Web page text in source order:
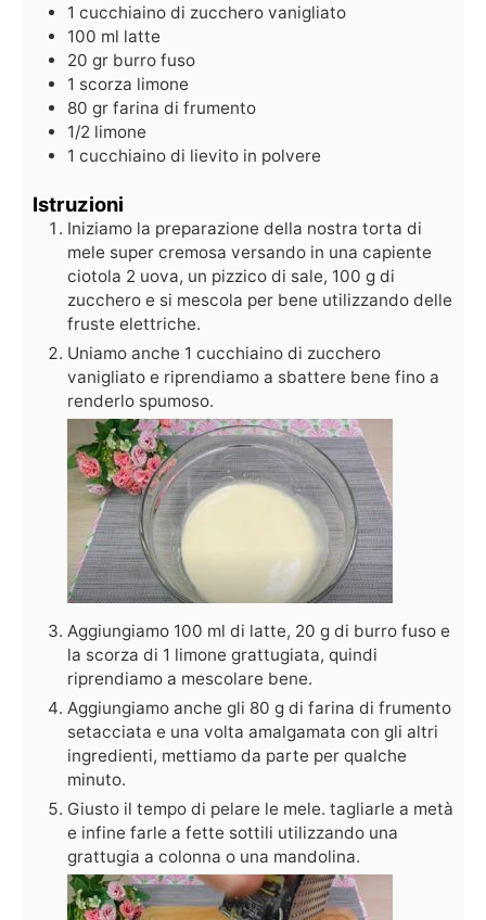
1 cucchiaino di zucchero vanigliato
100 ml latte
20 gr burro fuso
1 scorza limone
80 gr farina di frumento
1/2 limone
1 cucchiaino di lievito in polvere
Istruzioni
Iniziamo la preparazione della nostra torta di
mele super cremosa versando in una capiente
ciotola 2 uova, un pizzico di sale, 100 g di
zucchero e si mescola per bene utilizzando delle
fruste elettriche.
Uniamo anche 1 cucchiaino di zucchero
vanigliato e riprendiamo a sbattere bene fino a
renderlo spumoso.
Aggiungiamo 100 ml di latte, 20 g di burro fuso e
la scorza di 1 limone grattugiata, quindi
riprendiamo a mescolare bene.
Aggiungiamo anche gli 80 g di farina di frumento
setacciata e una volta amalgamata con gli altri
ingredienti, mettiamo da parte per qualche
minuto.
Giusto il tempo di pelare le mele. tagliarle a metà
e infine farle a fette sottili utilizzando una
grattugia a colonna o una mandolina.